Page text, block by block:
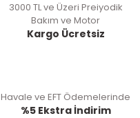
3000 TL ve Üzeri Preiyodik
Bakım ve Motor
Kargo Ücretsiz
Havale ve EFT Ödemelerinde
%5 Ekstra İndirim